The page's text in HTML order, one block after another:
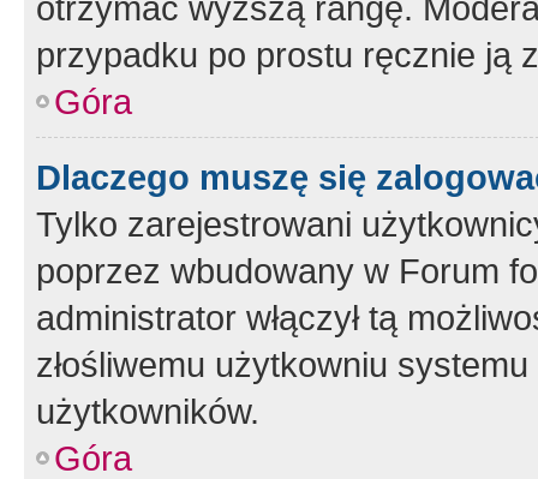
przypadku po prostu ręcznie ją
Góra
Dlaczego muszę się
Tylko zarejestrowani
poprzez wbudowany w Forum
administrator włączył tą
złośliwemu użytkowniu
użytkowników.
Góra